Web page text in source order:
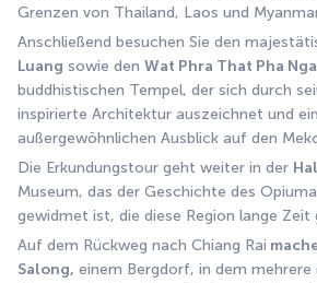
Grenzen von Thailand, Laos und
Anschließend besuchen Sie den
Luang sowie den Wat Phra That Pha
buddhistischen Tempel, der sich durch
inspirierte Architektur auszeichnet und
außergewöhnlichen Ausblick auf den
Die Erkundungstour geht weiter in der
Museum, das der Geschichte des
gewidmet ist, die diese Region lange Zeit
Auf dem Rückweg nach Chiang Rai
Salong, einem Bergdorf, in dem mehrere